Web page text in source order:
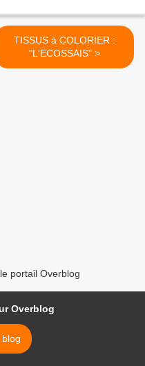
TISSUS à COLORIER :
"L'ECOSSAIS" >
portail Overblog
Overblog